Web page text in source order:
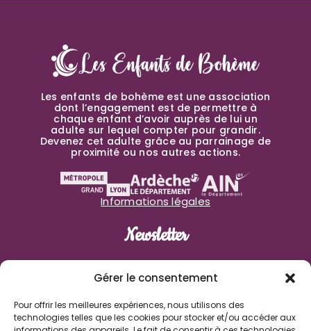
Gérer le consentement
Pour offrir les meilleures expériences, nous utilisons des
technologies telles que les cookies pour stocker et/ou accéder aux
Les enfants de bohème est une association
dont l’engagement est de permettre à
chaque enfant d’avoir auprès de lui un
adulte sur lequel compter pour grandir.
Devenez cet adulte grâce au parrainage de
proximité ou nos autres actions.
Informations légales
Newsletter
Nom de famille